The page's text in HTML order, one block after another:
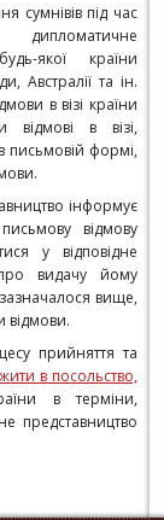
сумнівів під час
дипломатичне
якої країни
Австралії та ін.
в візі країни
відмові в візі,
письмовій формі,
інформує
відмову
у відповідне
видачу йому
вище,
прийняття та
в посольство,
в терміни,
представництво